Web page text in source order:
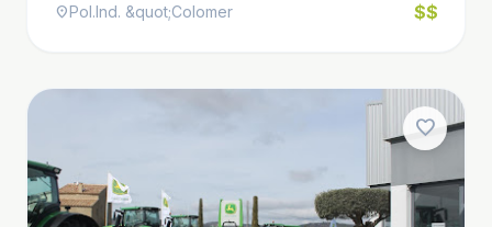
location_onPol.Ind. &quot;Colomer $$
favorite